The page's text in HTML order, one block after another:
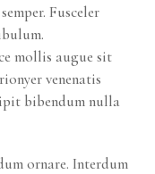
Fusceler
mollis augue sit
venenatis
bibendum nulla
ornare. Interdum